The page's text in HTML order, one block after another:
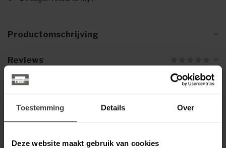
Toestemming Details Over
Deze website maakt gebruik van cookies
Productomschrijving
Reviews
Gerelateerde producten
WOOOD
Woood Atty Draaifauteuil €299,00